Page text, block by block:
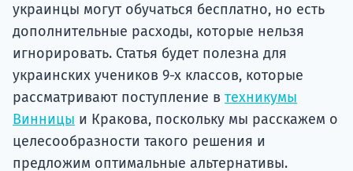
украинцы могут обучаться бесплатно, но есть
дополнительные расходы, которые нельзя
игнорировать. Статья будет полезна для
украинских учеников 9-х классов, которые
рассматривают поступление в техникумы
Винницы и Кракова, поскольку мы расскажем о
целесообразности такого решения и
предложим оптимальные альтернативы.